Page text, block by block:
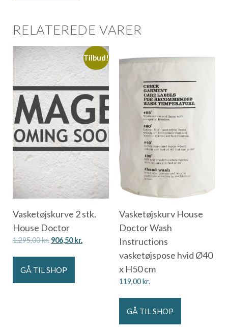
RELATEREDE VARER
Tilbud!
Vasketøjskurve 2 stk.
House Doctor
1.295,00kr. 906,50kr.
GÅ TIL SHOP
Vasketøjskurv House
Doctor Wash
Instructions
vasketøjspose hvid Ø40
x H50 cm
119,00kr.
GÅ TIL SHOP